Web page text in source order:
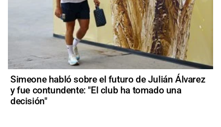
Simeone habló sobre el futuro de Julián Álvarez
y fue contundente: "El club ha tomado una
decisión"